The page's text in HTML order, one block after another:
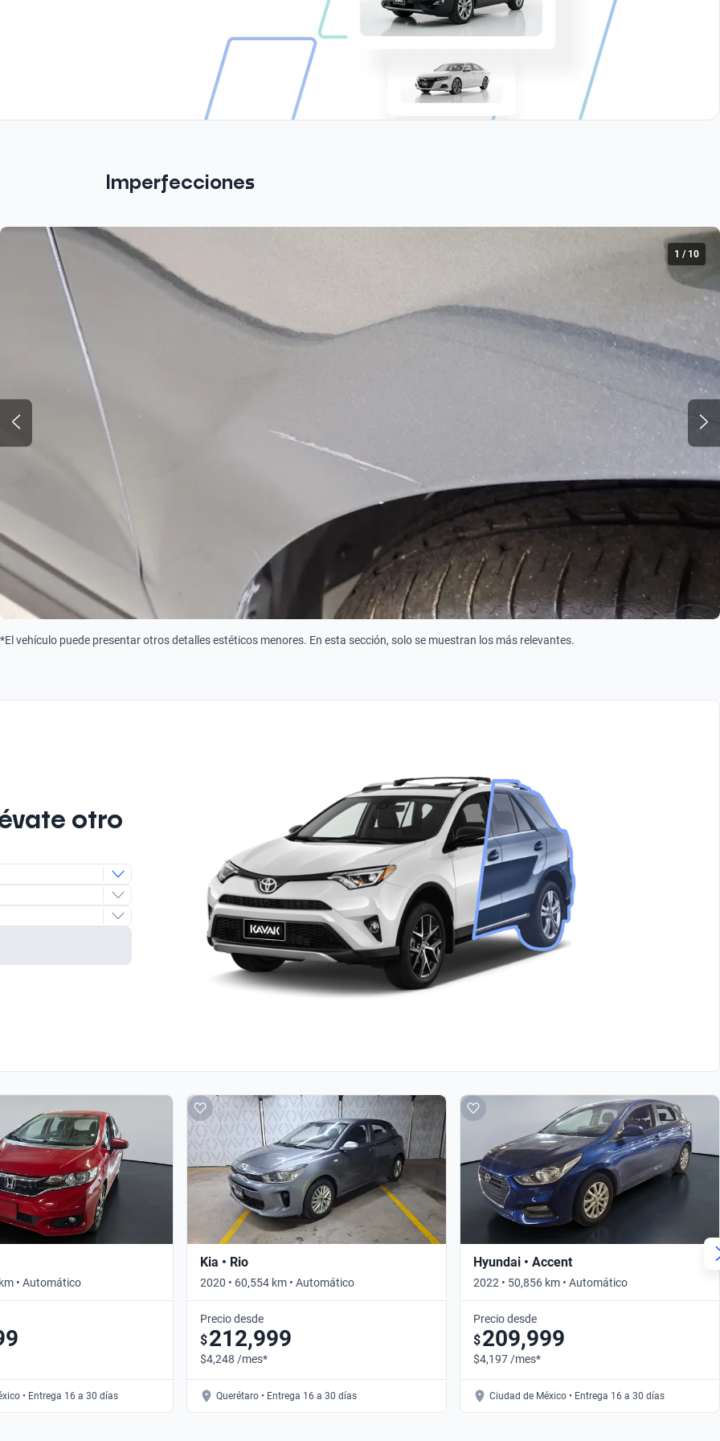
Imperfecciones
1 / 10
*El vehículo puede presentar otros detalles estéticos menores. En esta sección, solo se muestran los más relevantes.
otro
• Automático
• Entrega 16 a 30 días
Kia • Rio
2020 • 60,554 km • Automático
Precio desde
$212,999
$4,248 /mes*
Querétaro • Entrega 16 a 30 días
Hyundai • Accent
2022 • 50,856 km • Automático
Precio desde
$209,999
$4,197 /mes*
Ciudad de México • Entrega 16 a 30 días